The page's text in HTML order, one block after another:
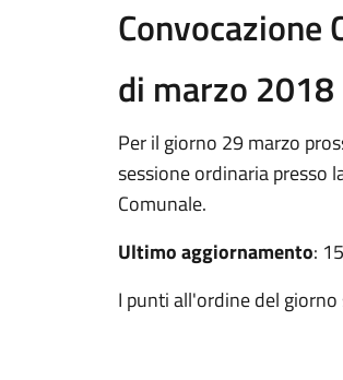
Convocazione
di marzo 2018
Per il giorno 29 marzo
sessione ordinaria presso
Comunale.
Ultimo aggiornamento:
I punti all'ordine del giorno